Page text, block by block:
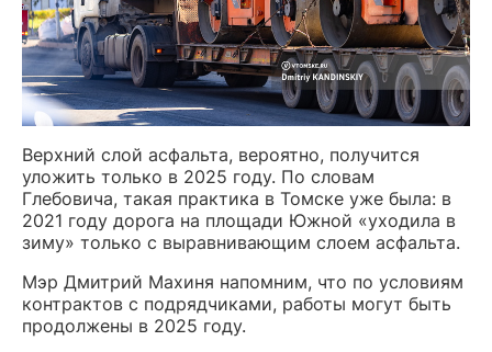
Верхний слой асфальта, вероятно, получится
уложить только в 2025 году. По словам
Глебовича, такая практика в Томске уже была: в
2021 году дорога на площади Южной «уходила в
зиму» только с выравнивающим слоем асфальта.
Мэр Дмитрий Махиня напомним, что по условиям
контрактов с подрядчиками, работы могут быть
продолжены в 2025 году.